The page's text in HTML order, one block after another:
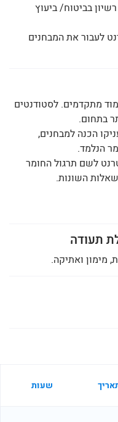
בביטוח/ ביעוץ
לעבור את המבחנים
מתקדמים. לסטודנטים
בתחום.
הכנה למבחנים,
הנלמד.
לשם תרגול החומר
השונות.
תעודה
מימון ואתיקה.
שעות